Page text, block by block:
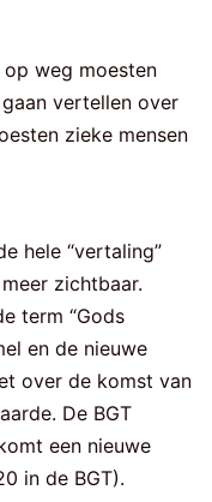
op weg moesten
vertellen over
zieke mensen
hele “vertaling”
zichtbaar.
term “Gods
en de nieuwe
over de komst van
De BGT
een nieuwe
in de BGT).